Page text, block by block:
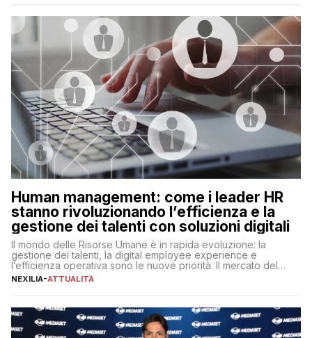
operazioni, bensì comporta […]
Human management: come i leader HR
stanno rivoluzionando l’efficienza e la
gestione dei talenti con soluzioni digitali
Il mondo delle Risorse Umane è in rapida evoluzione: la
gestione dei talenti, la digital employee experience e
l’efficienza operativa sono le nuove priorità. Il mercato del
lavoro, d’altra parte, è sempre più competitivo con una lotta
NEXILIA-ATTUALITÀ